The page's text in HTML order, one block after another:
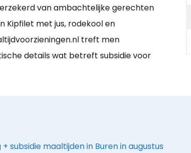
van ambachtelijke gerechten
Kipfilet met jus, rodekool en
treft men
details wat betreft subsidie voor
subsidie maaltijden in Buren in augustus